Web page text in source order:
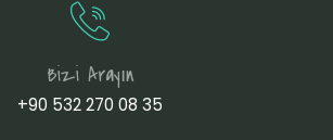
Bizi Arayın
+90 532 270 08 35